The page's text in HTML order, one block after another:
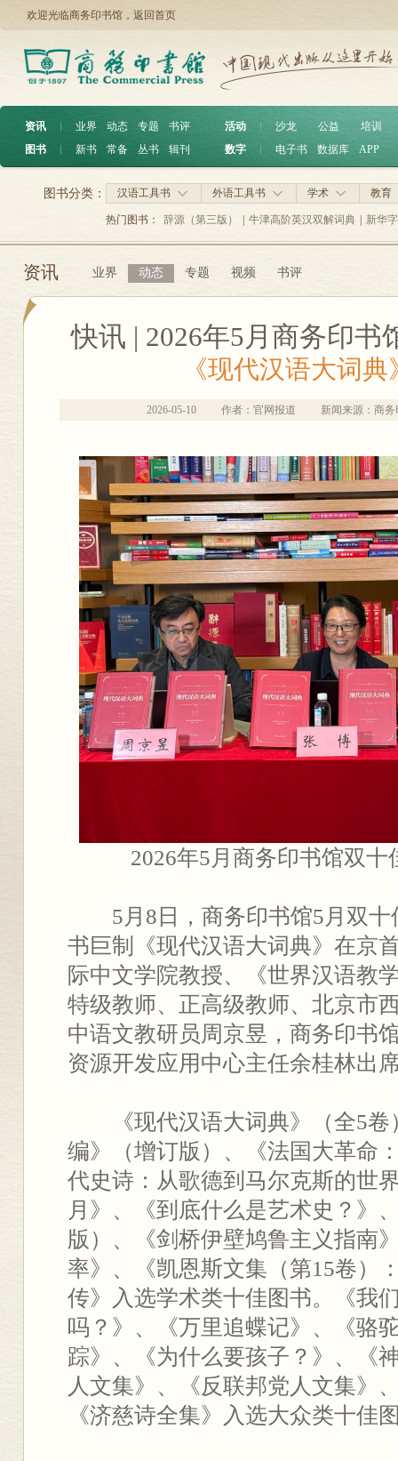
欢迎光临商务印书馆， 返回首页
资讯 ︱ 业界 动态 专题
书评
图书
︱ 新书 常备 丛书 辑刊
活动 沙龙 公益
培训
数字
电子书 数据库 APP
汉语工具书 外语工具书 学术 教育
图书分类：
热门图书： 辞源（第三版） 牛津高阶英汉双解词典 新华
资讯 业界 动态 专题 视频 书评
快讯 | 2026年5月商务印书
《现代汉语大词
2026-05-10 作者：官网报道 新闻来源：商务
2026年5月商务印书馆双十
5月8日，商务印书馆5月双
书巨制《现代汉语大词典》在京
际中文学院教授、《世界汉语教
特级教师、正高级教师、北京市
中语文教研员周京昱，商务印书
资源开发应用中心主任余桂林出
《现代汉语大词典》（全5
编》（增订版）、《法国大革命
代史诗：从歌德到马尔克斯的世
月》、《到底什么是艺术史？》
版）、《剑桥伊壁鸠鲁主义指南
率》、《凯恩斯文集（第15卷）
传》入选学术类十佳图书。《我
吗？》、《万里追蝶记》、《骆
踪》、《为什么要孩子？》、《
人文集》、《反联邦党人文集》
《济慈诗全集》入选大众类十佳